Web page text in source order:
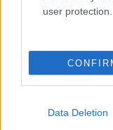
user protection.
Data Deletion